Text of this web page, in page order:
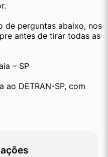
de perguntas abaixo, nos
antes de tirar todas as
– SP
ao DETRAN-SP, com